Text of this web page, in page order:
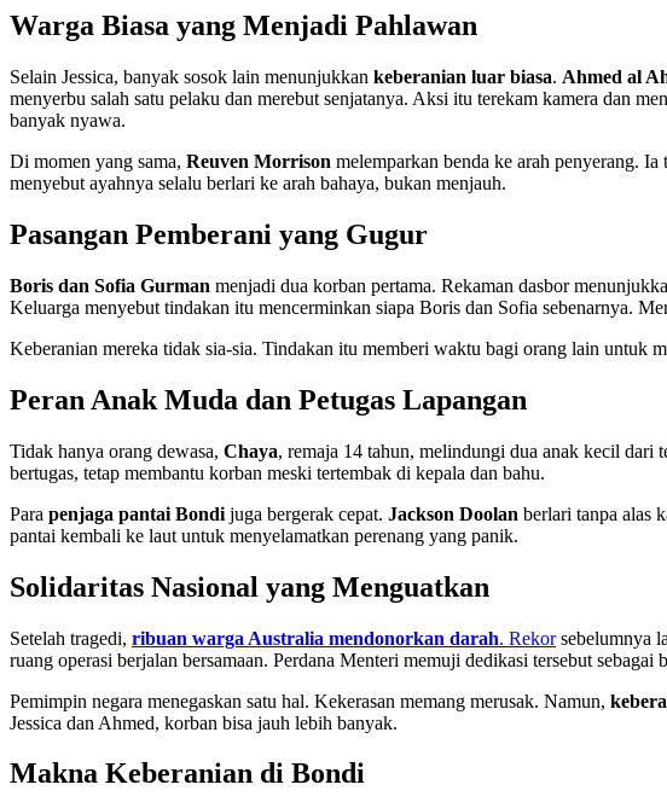
Warga Biasa yang Menjadi Pahlawan
Selain Jessica, banyak sosok lain menunjukkan keberanian luar biasa. Ahmed al
menyerbu salah satu pelaku dan merebut senjatanya. Aksi itu terekam kamera dan
banyak nyawa.
Di momen yang sama, Reuven Morrison melemparkan benda ke arah penyerang.
menyebut ayahnya selalu berlari ke arah bahaya, bukan menjauh.
Pasangan Pemberani yang Gugur
Boris dan Sofia Gurman menjadi dua korban pertama. Rekaman dasbor
Keluarga menyebut tindakan itu mencerminkan siapa Boris dan Sofia sebenarnya.
Keberanian mereka tidak sia-sia. Tindakan itu memberi waktu bagi orang lain untuk
Peran Anak Muda dan Petugas Lapangan
Tidak hanya orang dewasa, Chaya, remaja 14 tahun, melindungi dua anak kecil dari
bertugas, tetap membantu korban meski tertembak di kepala dan bahu.
Para penjaga pantai Bondi juga bergerak cepat. Jackson Doolan berlari tanpa alas
pantai kembali ke laut untuk menyelamatkan perenang yang panik.
Solidaritas Nasional yang Menguatkan
Setelah tragedi, ribuan warga Australia mendonorkan darah. Rekorsebelumnya
ruang operasi berjalan bersamaan. Perdana Menteri memuji dedikasi tersebut sebagai
Pemimpin negara menegaskan satu hal. Kekerasan memang merusak. Namun,
Jessica dan Ahmed, korban bisa jauh lebih banyak.
Makna Keberanian di Bondi